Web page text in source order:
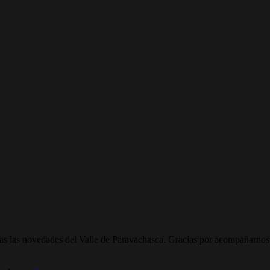
las novedades del Valle de Paravachasca. Gracias por